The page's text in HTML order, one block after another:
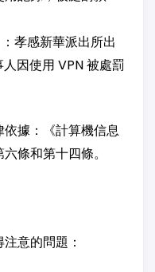
：孝感新華派出所出
因使用 VPN 被處罰
據：《計算機信息
條和第十四條。
意的問題：